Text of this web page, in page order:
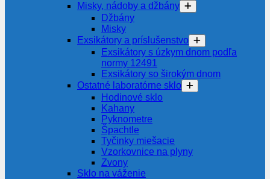
Misky, nádoby a džbány
Džbány
Misky
Exsikátory a príslušenstvo
Exsikátory s úzkym dnom podľa
normy 12491
Exsikátory so širokým dnom
Ostatné laboratórne sklo
Hodinové sklo
Kahany
Pyknometre
Špachtle
Tyčinky miešacie
Vzorkovnice na plyny
Zvony
Sklo na váženie